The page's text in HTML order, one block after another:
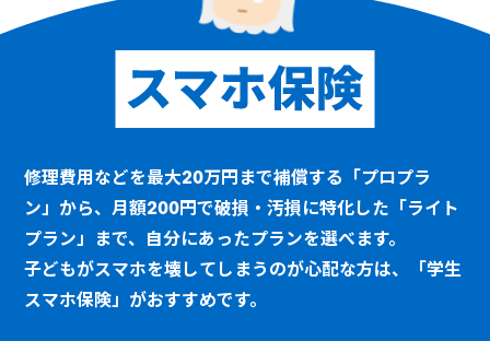
修理費用などを最大20万円まで補償する「プロプラ
ン」から、月額200円で破損・汚損に特化した「ライト
プラン」まで、自分にあったプランを選べます。
子どもがスマホを壊してしまうのが心配な方は、「学生
スマホ保険」がおすすめです。